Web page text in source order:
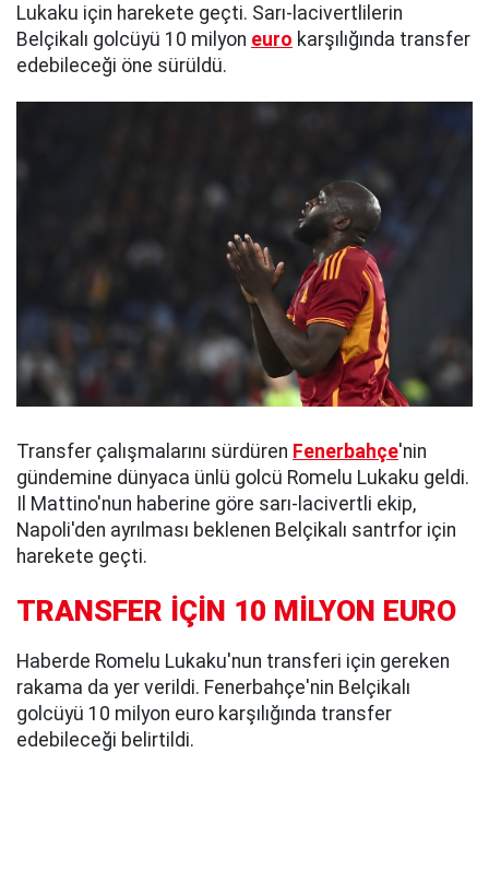
Lukaku için harekete geçti. Sarı-lacivertlilerin
Belçikalı golcüyü 10 milyon euro karşılığında transfer
edebileceği öne sürüldü.
Transfer çalışmalarını sürdüren Fenerbahçe'nin
gündemine dünyaca ünlü golcü Romelu Lukaku geldi.
Il Mattino'nun haberine göre sarı-lacivertli ekip,
Napoli'den ayrılması beklenen Belçikalı santrfor için
harekete geçti.
TRANSFER İÇİN 10 MİLYON EURO
Haberde Romelu Lukaku'nun transferi için gereken
rakama da yer verildi. Fenerbahçe'nin Belçikalı
golcüyü 10 milyon euro karşılığında transfer
edebileceği belirtildi.